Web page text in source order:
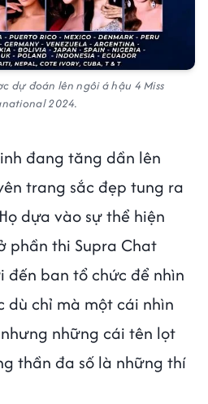
dự đoán lên ngôi á hậu 4 Miss
2024.
đang tăng dần lên
trang sắc đẹp tung ra
dựa vào sự thể hiện
phần thi Supra Chat
ban tổ chức để nhìn
dù chỉ mà một cái nhìn
những cái tên lọt
thần đa số là những thí